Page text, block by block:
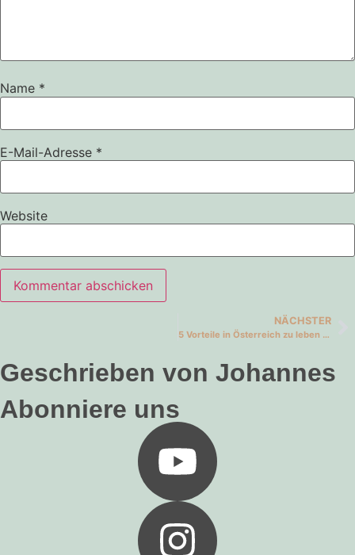
Name *
E-Mail-Adresse *
Website
NÄCHSTER
5 Vorteile in Österreich zu leben – Auswandern Österreich
Geschrieben von Johannes
Abonniere uns